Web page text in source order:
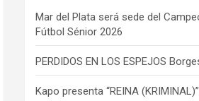
Mar del Plata será sede del
Fútbol Sénior 2026
PERDIDOS EN LOS ESPEJOS
Kapo presenta “REINA (KRIMINAL)”